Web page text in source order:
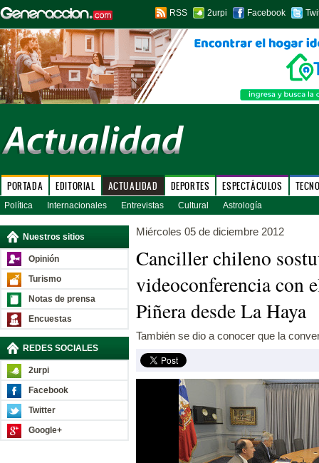
RSS 2urpi Facebook
PORTADA EDITORIAL ACTUALIDAD DEPORTES ESPECTÁCULOS
Política Internacionales Entrevistas Cultural Astrología
Nuestros sitios
Opinión
Turismo
Notas de prensa
Encuestas
REDES SOCIALES
2urpi
Facebook
Twitter
Google+
Miércoles 05 de diciembre 2012
Canciller chileno
videoconferencia con
Piñera desde La Haya
También se dio a conocer que la